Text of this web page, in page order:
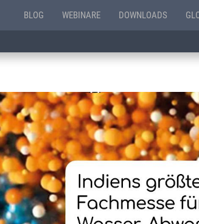
BLOG WEBINARE DOWNLOADS